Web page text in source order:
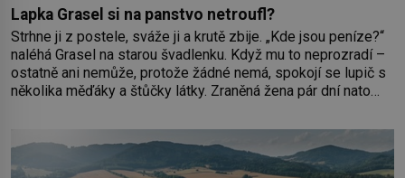
Lapka Grasel si na panstvo netroufl?
Strhne ji z postele, sváže ji a krutě zbije. „Kde jsou peníze?“
naléhá Grasel na starou švadlenku. Když mu to neprozradí –
ostatně ani nemůže, protože žádné nemá, spokojí se lupič s
několika měďáky a štůčky látky. Zraněná žena pár dní nato
dlouho po jeho smrti